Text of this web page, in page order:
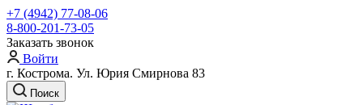
+7 (4942) 77-08-06
8-800-201-73-05
Заказать звонок
Войти
г. Кострома. Ул. Юрия Смирнова 83
Поиск